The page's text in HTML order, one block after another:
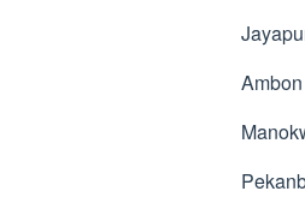
Ambon